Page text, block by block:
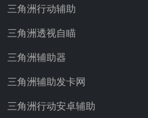
三角洲行动辅助
三角洲透视自瞄
三角洲辅助器
三角洲辅助发卡网
三角洲行动安卓辅助